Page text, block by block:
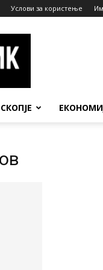
Услови за користење
СКОПЈЕ